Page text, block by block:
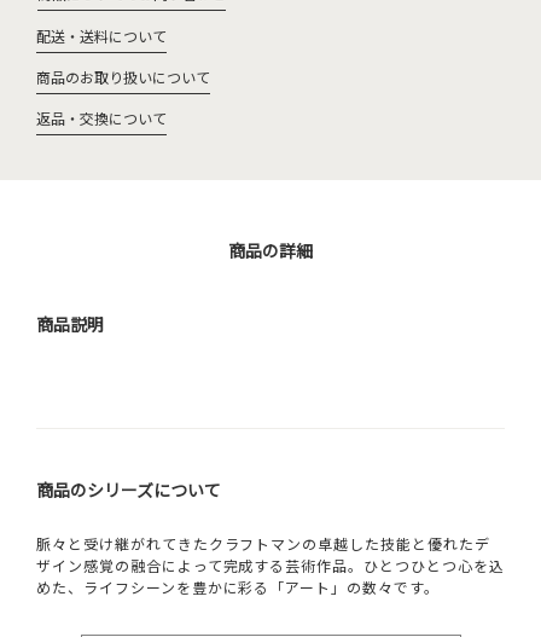
配送・送料について
商品のお取り扱いについて
返品・交換について
商品の詳細
商品説明
商品のシリーズについて
脈々と受け継がれてきたクラフトマンの卓越した技能と優れたデ
ザイン感覚の融合によって完成する芸術作品。ひとつひとつ心を込
めた、ライフシーンを豊かに彩る「アート」の数々です。